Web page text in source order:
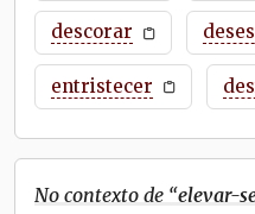
descorar
entristecer
No contexto de “elevar-